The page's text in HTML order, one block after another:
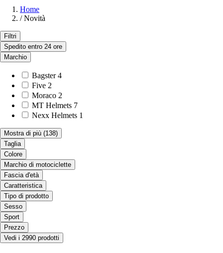
Home
/ Novità
Filtri
Spedito entro 24 ore
Marchio
Bagster 4
Five 2
Moraco 2
MT Helmets 7
Nexx Helmets 1
Mostra di più (138)
Taglia
Colore
Marchio di motociclette
Fascia d'età
Caratteristica
Tipo di prodotto
Sesso
Sport
Prezzo
Vedi i 2990 prodotti